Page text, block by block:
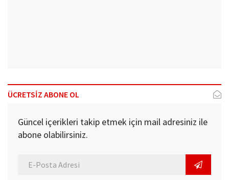
ÜCRETSİZ ABONE OL
Güncel içerikleri takip etmek için mail adresiniz ile
abone olabilirsiniz.